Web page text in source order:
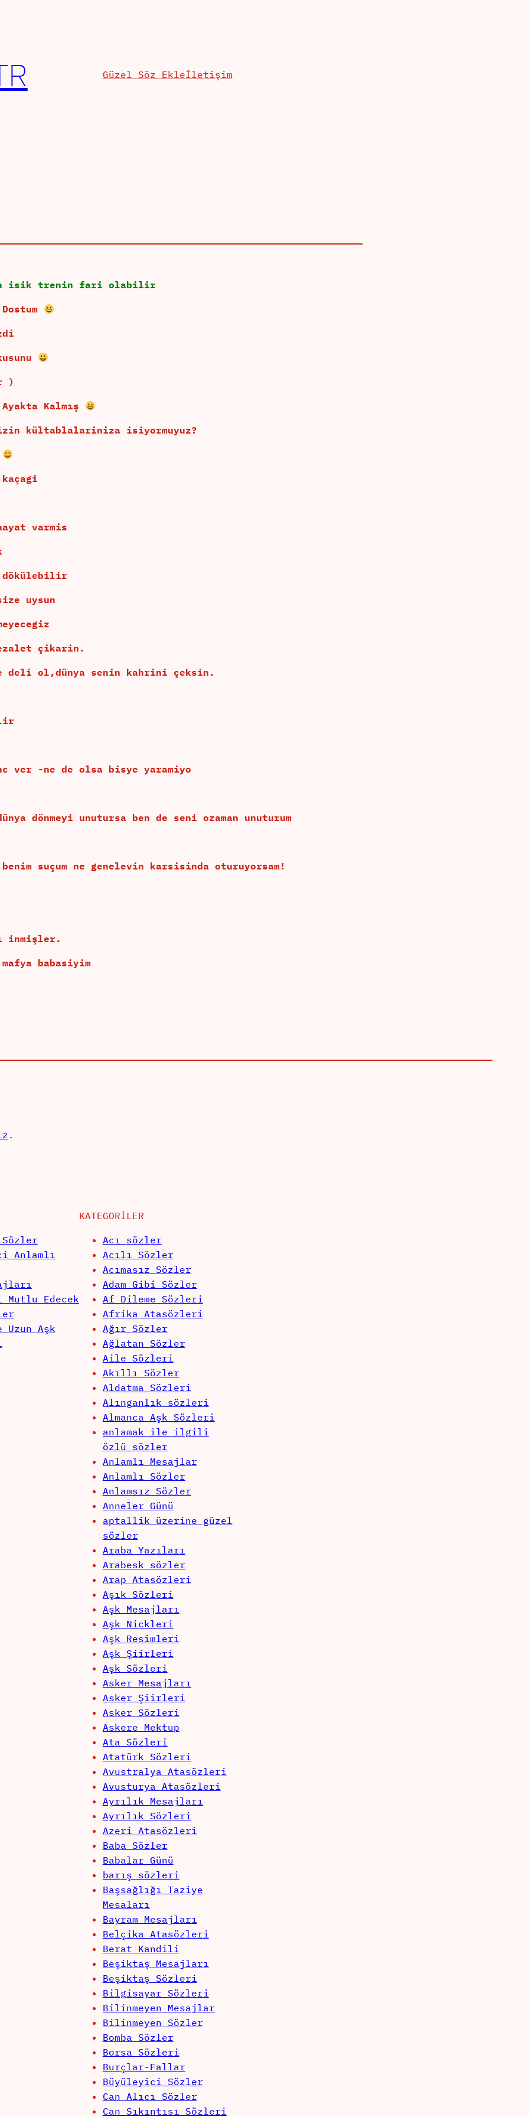
Güzel Söz Ekleİletişim
isik trenin fari olabilir
)
Kalmış
kültablalariniza isiyormuyuz?
varmis
dökülebilir
uysun
çikarin.
deli ol,dünya senin kahrini çeksin.
ver -ne de olsa bisye yaramiyo
dönmeyi unutursa ben de seni ozaman unuturum
suçum ne genelevin karsisinda oturuyorsam!
inmişler.
babasiyim
.
Sözler
Anlamlı
Edecek
Aşk
KATEGORILER
Acı sözler
Acılı Sözler
Acımasız Sözler
Adam Gibi Sözler
Af Dileme Sözleri
Afrika Atasözleri
Ağır Sözler
Ağlatan Sözler
Aile Sözleri
Akıllı Sözler
Aldatma Sözleri
Alınganlık sözleri
Almanca Aşk Sözleri
anlamak ile ilgili
özlü sözler
Anlamlı Mesajlar
Anlamlı Sözler
Anlamsız Sözler
Anneler Günü
aptallik üzerine güzel
sözler
Araba Yazıları
Arabesk sözler
Arap Atasözleri
Aşık Sözleri
Aşk Mesajları
Aşk Nickleri
Aşk Resimleri
Aşk Şiirleri
Aşk Sözleri
Asker Mesajları
Asker Şiirleri
Asker Sözleri
Askere Mektup
Ata Sözleri
Atatürk Sözleri
Avustralya Atasözleri
Avusturya Atasözleri
Ayrılık Mesajları
Ayrılık Sözleri
Azeri Atasözleri
Baba Sözler
Babalar Günü
barış sözleri
Başsağlığı Taziye
Mesaları
Bayram Mesajları
Belçika Atasözleri
Berat Kandili
Beşiktaş Mesajları
Beşiktaş Sözleri
Bilgisayar Sözleri
Bilinmeyen Mesajlar
Bilinmeyen Sözler
Bomba Sözler
Borsa Sözleri
Burçlar-Fallar
Büyüleyici Sözler
Can Alıcı Sözler
Can Sıkıntısı Sözleri